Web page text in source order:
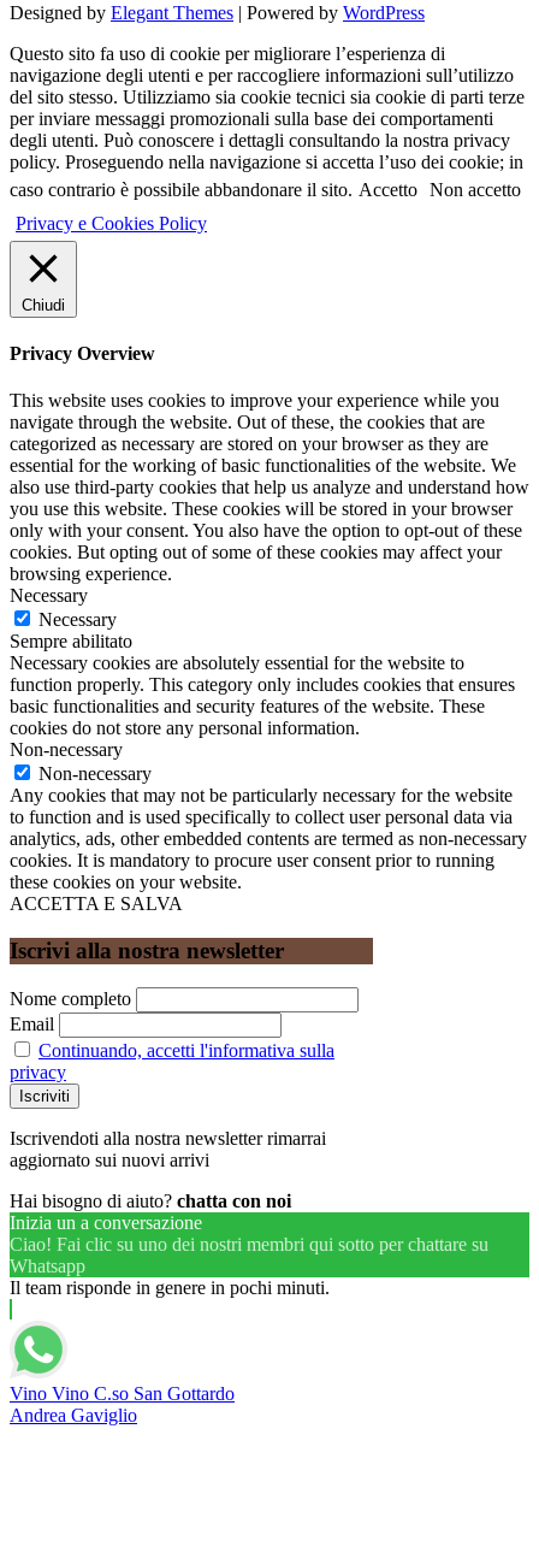
Designed by Elegant Themes | Powered by WordPress
Questo sito fa uso di cookie per migliorare l’esperienza di
navigazione degli utenti e per raccogliere informazioni sull’utilizzo
del sito stesso. Utilizziamo sia cookie tecnici sia cookie di parti terze
per inviare messaggi promozionali sulla base dei comportamenti
degli utenti. Può conoscere i dettagli consultando la nostra privacy
policy. Proseguendo nella navigazione si accetta l’uso dei cookie; in
caso contrario è possibile abbandonare il sito. Accetto Non accetto
Privacy e Cookies Policy
Chiudi
Privacy Overview
This website uses cookies to improve your experience while you
navigate through the website. Out of these, the cookies that are
categorized as necessary are stored on your browser as they are
essential for the working of basic functionalities of the website. We
also use third-party cookies that help us analyze and understand how
you use this website. These cookies will be stored in your browser
only with your consent. You also have the option to opt-out of these
cookies. But opting out of some of these cookies may affect your
browsing experience.
Necessary
Necessary
Sempre abilitato
Necessary cookies are absolutely essential for the website to
function properly. This category only includes cookies that ensures
basic functionalities and security features of the website. These
cookies do not store any personal information.
Non-necessary
Non-necessary
Any cookies that may not be particularly necessary for the website
to function and is used specifically to collect user personal data via
analytics, ads, other embedded contents are termed as non-necessary
cookies. It is mandatory to procure user consent prior to running
these cookies on your website.
ACCETTA E SALVA
Iscrivi alla nostra newsletter
Nome completo
Email
Continuando, accetti l'informativa sulla
privacy
Iscrivendoti alla nostra newsletter rimarrai
aggiornato sui nuovi arrivi
Hai bisogno di aiuto? chatta con noi
Inizia un a conversazione
Ciao! Fai clic su uno dei nostri membri qui sotto per chattare su
Whatsapp
Il team risponde in genere in pochi minuti.
Vino Vino C.so San Gottardo
Andrea Gaviglio